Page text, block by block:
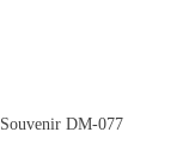
Souvenir DM-077